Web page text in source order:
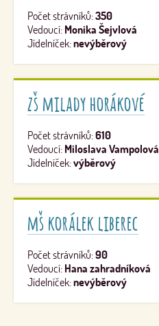
Počet strávníků:350
Vedoucí: Monika Šejvlová
Jídelníček:nevýběrový
zš milady horákové
Počet strávníků:610
Vedoucí: Miloslava Vampolová
Jídelníček:výběrový
mš korálek liberec
Počet strávníků:90
Vedoucí: Hana zahradníková
Jídelníček:nevýběrový